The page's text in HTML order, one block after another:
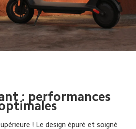
: performances
! Le design épuré et soigné